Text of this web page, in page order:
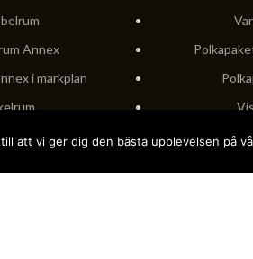
Annex
i markplan
att vi ger dig den bästa upplevelsen på